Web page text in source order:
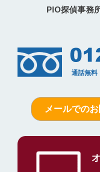
PIO探偵事務
メールでの